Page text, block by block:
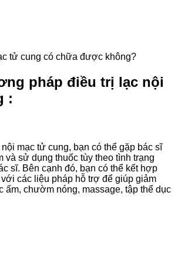
tử cung có chữa được không?
pháp điều trị lạc nội
:
mạc tử cung, bạn có thể gặp bác sĩ
và sử dụng thuốc tùy theo tình trạng
sĩ. Bên cạnh đó, bạn có thể kết hợp
các liệu pháp hỗ trợ để giúp giảm
ấm, chườm nóng, massage, tập thể dục